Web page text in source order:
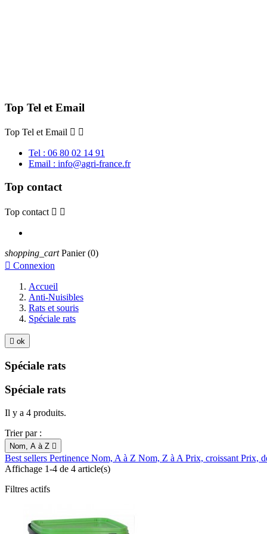
Top Tel et Email
Top Tel et Email  
Tel : 06 80 02 14 91
Email : info@agri-france.fr
Top contact
Top contact  
shopping_cart Panier (0)
 Connexion
Accueil
Anti-Nuisibles
Rats et souris
Spéciale rats
 ok
Spéciale rats
Spéciale rats
Il y a 4 produits.
Trier par :
Nom, A à Z 
Best sellers Pertinence Nom, A à Z Nom, Z à A Prix, croissant Prix,
Affichage 1-4 de 4 article(s)
Filtres actifs